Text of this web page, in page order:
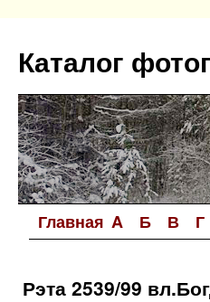
содержимому
Каталог
Главная A Б В Г
Рэта 2539/99